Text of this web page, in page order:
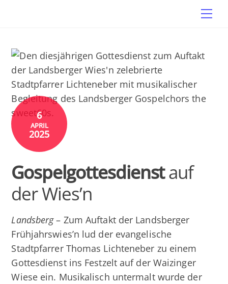
6
APRIL
2025
Gospelgottesdienstauf
der Wies’n
Landsberg– Zum Auftakt der Landsberger
Frühjahrswies’n lud der evangelische
Stadtpfarrer Thomas Lichteneber zu einem
Gottesdienst ins Festzelt auf der Waizinger
Wiese ein. Musikalisch untermalt wurde der